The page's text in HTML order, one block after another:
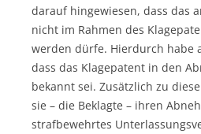
darauf hingewiesen, dass das
nicht im Rahmen des
werden dürfe. Hierdurch habe
dass das Klagepatent in den
bekannt sei. Zusätzlich zu
sie – die Beklagte – ihren
strafbewehrtes